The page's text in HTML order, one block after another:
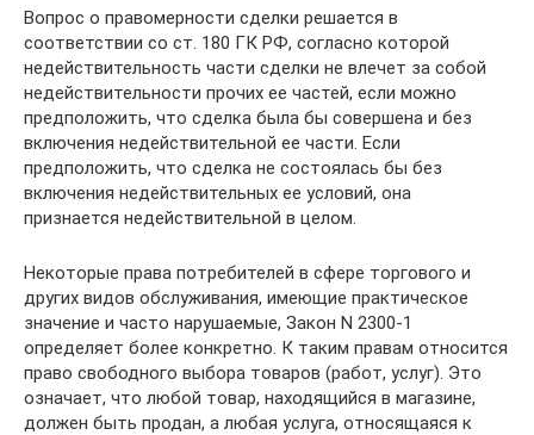
Вопрос о правомерности сделки решается в
соответствии со ст. 180 ГК РФ, согласно которой
недействительность части сделки не влечет за собой
недействительности прочих ее частей, если можно
предположить, что сделка была бы совершена и без
включения недействительной ее части. Если
предположить, что сделка не состоялась бы без
включения недействительных ее условий, она
признается недействительной в целом.
Некоторые права потребителей в сфере торгового и
других видов обслуживания, имеющие практическое
значение и часто нарушаемые, Закон N 2300-1
определяет более конкретно. К таким правам относится
право свободного выбора товаров (работ, услуг). Это
означает, что любой товар, находящийся в магазине,
должен быть продан, а любая услуга, относящаяся к